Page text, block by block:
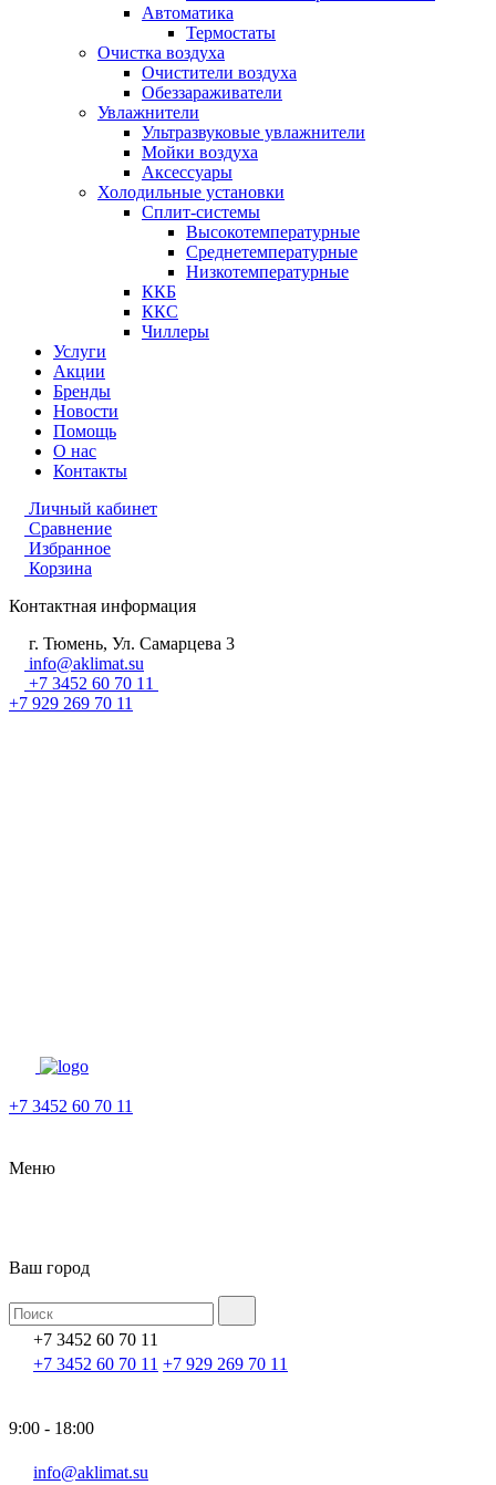
Автоматика
Термостаты
Очистка воздуха
Очистители воздуха
Обеззараживатели
Увлажнители
Ультразвуковые увлажнители
Мойки воздуха
Аксессуары
Холодильные установки
Сплит-системы
Высокотемпературные
Среднетемпературные
Низкотемпературные
ККБ
ККС
Чиллеры
Услуги
Акции
Бренды
Новости
Помощь
О нас
Контакты
Личный кабинет
Сравнение
Избранное
Корзина
Контактная информация
г. Тюмень, Ул. Самарцева 3
info@aklimat.su
+7 3452 60 70 11
+7 929 269 70 11
+7 3452 60 70 11
Меню
Ваш город
+7 3452 60 70 11
+7 3452 60 70 11 +7 929 269 70 11
9:00 - 18:00
info@aklimat.su